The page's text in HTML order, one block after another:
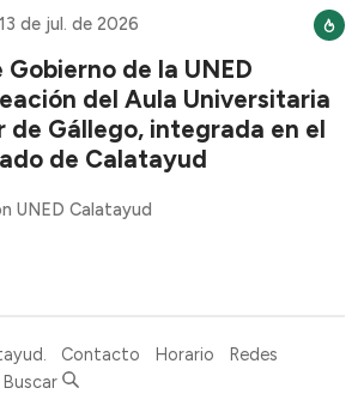
13 de jul. de 2026
Gobierno de la UNED
del Aula Universitaria
de Gállego, integrada en el
de Calatayud
UNED Calatayud
. Contacto Horario
Redes
Buscar